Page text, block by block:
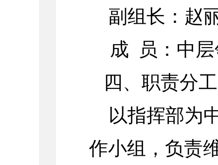
副组长：赵
成
员：中
四、职责分工
以指挥部为
作小组，负责